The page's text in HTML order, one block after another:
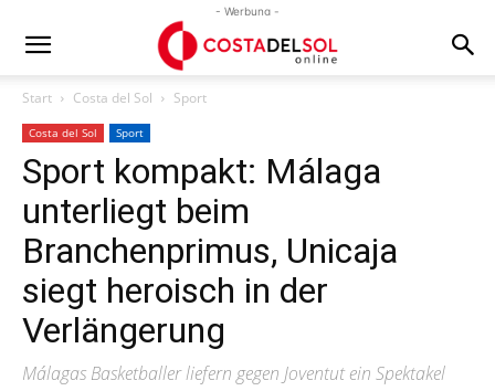
- Werbung -
Start Costa del Sol Sport
Costa del Sol Sport
Sport kompakt: Málaga
unterliegt beim
Branchenprimus, Unicaja
siegt heroisch in der
Verlängerung
Málagas Basketballer liefern gegen Joventut ein Spektakel